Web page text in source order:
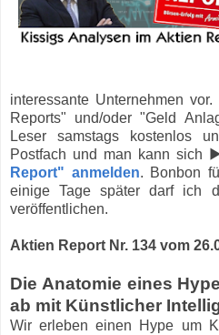
interessante Unternehmen
Reports" und/oder "Geld
Leser samstags kostenlos
Postfach und man kann sich
Report" anmelden. Bonbon
einige Tage später darf ich
veröffentlichen.
Aktien Report Nr. 134 vom
Die Anatomie eines
ab mit Künstlicher
Wir erleben einen Hype um